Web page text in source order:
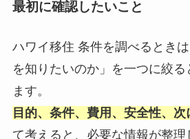
最初に確認したいこと
ハワイ移住 条件を調べるとき
を知りたいのか」を一つに絞る
ます。
目的、条件、費用、安全性、
て考えると、必要な情報が整理